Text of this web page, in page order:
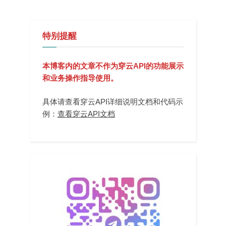
特别提醒
本博客内的文章不作为穿云API的功能展示
和业务操作指导使用。
具体请查看穿云API详细说明文档和代码示
例： 查看穿云API文档